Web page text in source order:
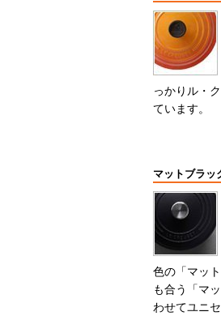
っかりル・
ています。
マットブラッ
色の「マッ
も合う「マ
わせてユニ